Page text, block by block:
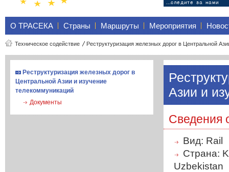
О ТРАСЕКА Страны Маршруты Мероприятия
Техническое содействие Реструктуризация железных дорог в Центральной
Реструктуризация железных дорог в
Центральной Азии и изучение
телекоммуникаций
Документы
Азии и
Сведения
Вид: Rail
Страна:
Uzbekistan